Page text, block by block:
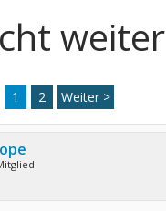
weiter
1 2 Weiter >